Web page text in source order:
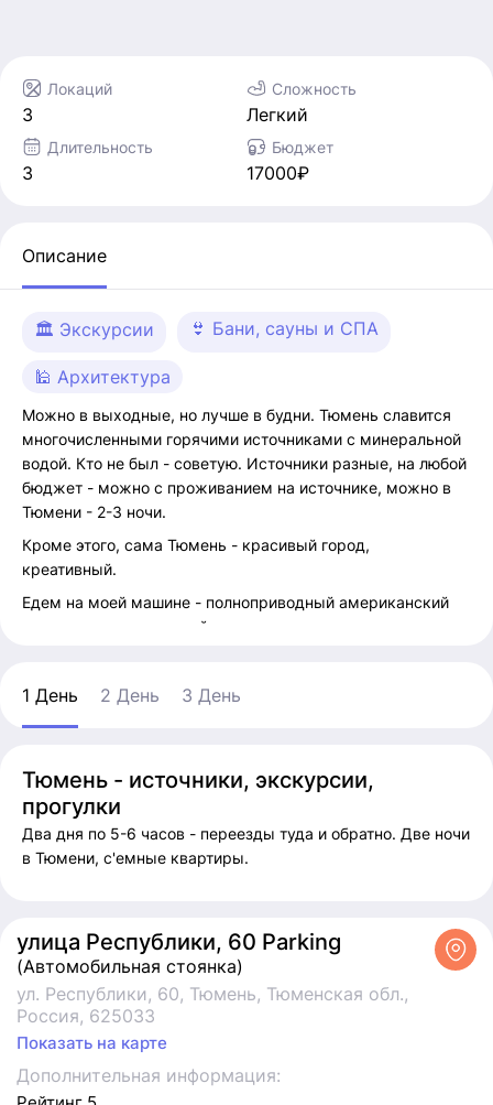
Локаций
3
Сложность
Легкий
Длительность
3
Бюджет
17000₽
Описание
🏛 Экскурсии 👙 Бани, сауны и СПА
🕌 Архитектура
Можно в выходные, но лучше в будни. Тюмень славится
многочисленными горячими источниками с минеральной
водой. Кто не был - советую. Источники разные, на любой
бюджет - можно с проживанием на источнике, можно в
Тюмени - 2-3 ночи.
Кроме этого, сама Тюмень - красивый город,
креативный.
Едем на моей машине - полноприводный американский
пикап, правда, не новый.
встретиться в Ебурге.
подобрать.
Приглашаю попутчиков - женщин, мужчин, компанию (до
4-х человек). Поеду с компанией только женщин
(подруги).
1 День 2 День 3 День
Тюмень - источники, экскурсии,
прогулки
Два дня по 5-6 часов - переезды туда и обратно. Две ночи
в Тюмени, с'емные квартиры.
улица Республики, 60 Parking
(Автомобильная стоянка)
ул. Республики, 60, Тюмень, Тюменская обл.,
Россия, 625033
Показать на карте
Дополнительная информация: